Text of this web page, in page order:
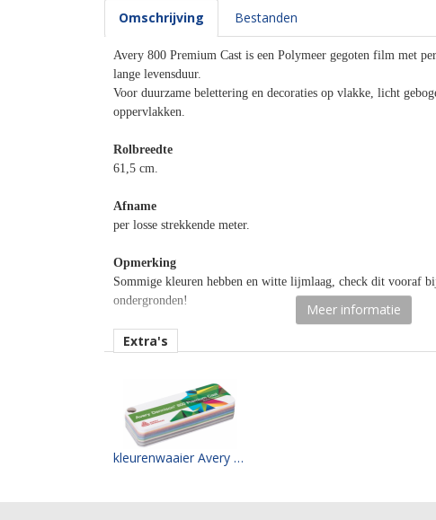
Omschrijving Bestanden
Avery 800 Premium Cast is een Polymeer gegoten film met
lange levensduur.
Voor duurzame belettering en decoraties op vlakke, licht
oppervlakken.
Rolbreedte
61,5 cm.
Afname
per losse strekkende meter.
Opmerking
Sommige kleuren hebben en witte lijmlaag, check dit vooraf
ondergronden!
Materiaaltype
opaak gekleurde snijfolie.
kenmerk belijming
permanent, transparant, water gebaseerd.
Ondergrond
Meer informatie
Extra's
kleurenwaaier Avery PC 800 serie